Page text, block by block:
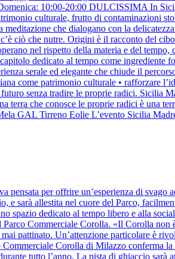
10:00-20:00 DULCISSIMA In
culturale, frutto di contaminazioni
che dialogano con la
ciò che nutre. Origini è il racconto del cibo
nel rispetto della materia e del tempo,
dedicato al tempo come ingrediente
serale ed elegante che chiude il
come patrimonio culturale • rafforzare
senza tradire le proprie radici. Sicilia
terra che conosce le proprie radici è una
GAL Tirreno Eolie L’evento Sicilia
per offrire un’esperienza di svago
e sarà allestita nel cuore del Parco,
spazio dedicato al tempo libero e alla
Commerciale Corolla. «Il Corolla non
pattinato. Un’attenzione particolare è
Corolla di Milazzo conferma la
tutto l’anno. La pista di ghiaccio sarà